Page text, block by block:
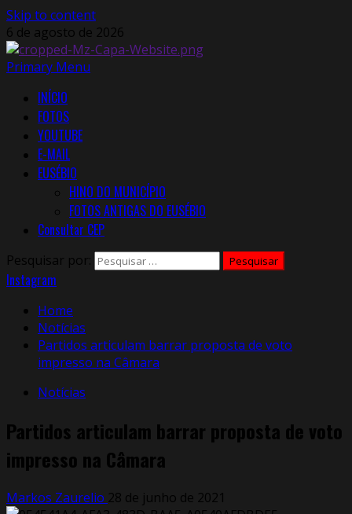
Skip to content
6 de agosto de 2026
Primary Menu
INÍCIO
FOTOS
YOUTUBE
E-MAIL
EUSÉBIO
HINO DO MUNICÍPIO
FOTOS ANTIGAS DO EUSÉBIO
Consultar CEP
Pesquisar por:
Instagram
Home
Notícias
Partidos articulam barrar proposta de voto
impresso na Câmara
Notícias
Partidos articulam barrar proposta de voto
impresso na Câmara
Markos Zaurelio 28 de junho de 2021